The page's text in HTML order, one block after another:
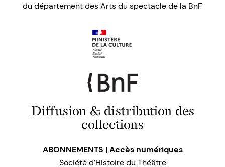
du département des Arts du spectacle de la BnF
Diffusion & distribution des
collections
ABONNEMENTS | Accès numériques
Société d’Histoire du Théâtre